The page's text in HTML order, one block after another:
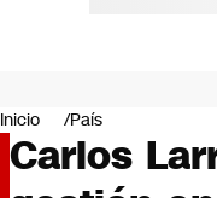
Negocios
Deportes
Programas completos
Inicio País
Carlos